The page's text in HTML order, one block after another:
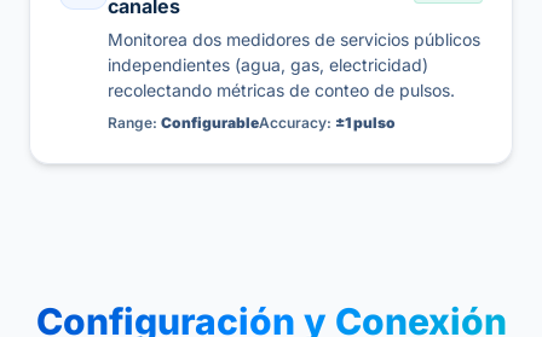
canales
Monitorea dos medidores de servicios públicos
independientes (agua, gas, electricidad)
recolectando métricas de conteo de pulsos.
Range: ConfigurableAccuracy: ±1 pulso
Configuración y Conexión